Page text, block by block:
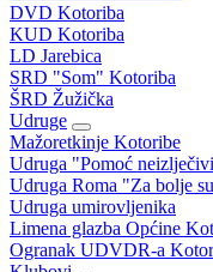
DVD Kotoriba
KUD Kotoriba
LD Jarebica
SRD "Som" Kotoriba
ŠRD Žužička
Udruge
Mažoretkinje Kotoribe
Udruga "Pomoć
Udruga Roma "Za bolje
Udruga umirovljenika
Limena glazba Općine
Ogranak UDVDR-a